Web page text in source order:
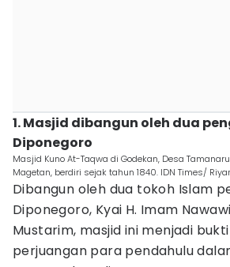
1. Masjid dibangun oleh dua
Diponegoro
Masjid Kuno At-Taqwa di Godekan, Desa
Magetan, berdiri sejak tahun 1840. IDN Times/
Dibangun oleh dua tokoh Islam
Diponegoro, Kyai H. Imam
Mustarim, masjid ini menjadi
perjuangan para pendahulu